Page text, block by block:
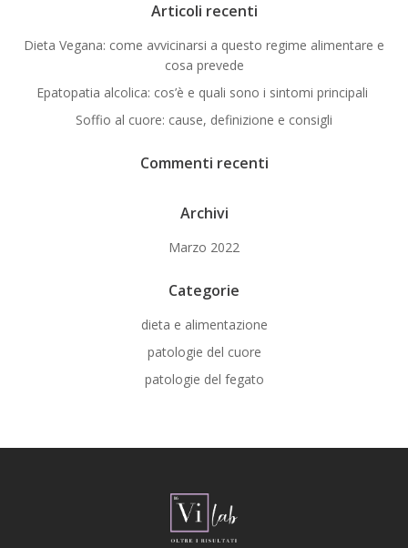
Articoli recenti
Dieta Vegana: come avvicinarsi a questo regime alimentare e
cosa prevede
Epatopatia alcolica: cos’è e quali sono i sintomi principali
Soffio al cuore: cause, definizione e consigli
Commenti recenti
Archivi
Marzo 2022
Categorie
dieta e alimentazione
patologie del cuore
patologie del fegato